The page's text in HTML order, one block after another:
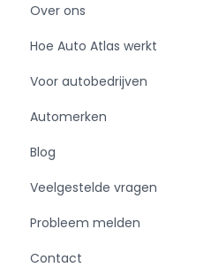
Over ons
Hoe Auto Atlas werkt
Voor autobedrijven
Automerken
Blog
Veelgestelde vragen
Probleem melden
Contact